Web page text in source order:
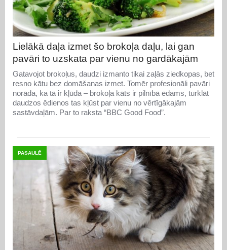
Lielākā daļa izmet šo brokoļa daļu, lai gan
pavāri to uzskata par vienu no gardākajām
Gatavojot brokoļus, daudzi izmanto tikai zaļās ziedkopas, bet
resno kātu bez domāšanas izmet. Tomēr profesionāli pavāri
norāda, ka tā ir kļūda – brokoļa kāts ir pilnībā ēdams, turklāt
daudzos ēdienos tas kļūst par vienu no vērtīgākajām
sastāvdaļām. Par to raksta “BBC Good Food”.
PASAULĒ